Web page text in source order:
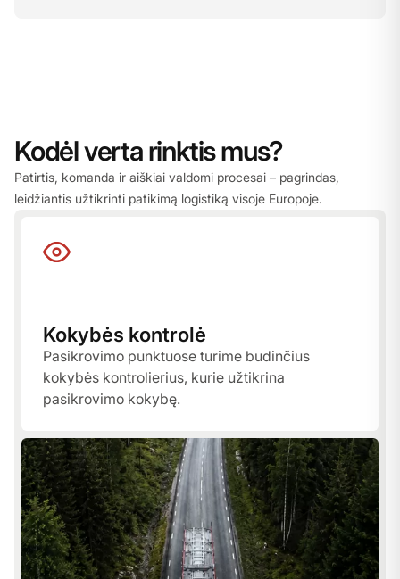
Kodėl verta rinktis mus?
Patirtis, komanda ir aiškiai valdomi procesai – pagrindas,
leidžiantis užtikrinti patikimą logistiką visoje Europoje.
Kokybės kontrolė
Pasikrovimo punktuose turime budinčius
kokybės kontrolierius, kurie užtikrina
pasikrovimo kokybę.